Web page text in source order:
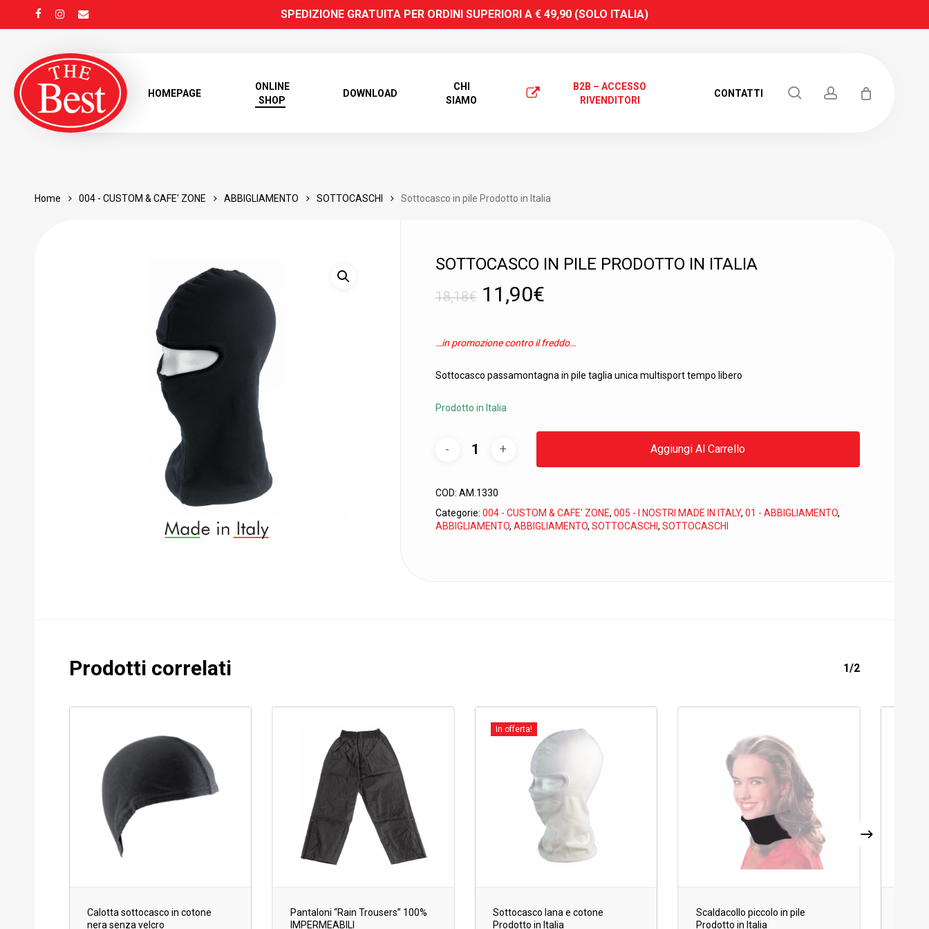
content
FACEBOOKINSTAGRAM
EMAIL SPEDIZIONE GRATUITA PER ORDINI SUPERIORI A € 49,90 (SOLO ITALIA)
Hit enter to search or ESC to close
HOMEPAGE
ONLINE
SHOP
DOWNLOAD
CHI
SIAMO
B2B – ACCESSO
RIVENDITORI
CONTATTI search account
Home 004 - CUSTOM & CAFE' ZONE ABBIGLIAMENTO SOTTOCASCHI Sottocasco in pile Prodotto in Italia
SOTTOCASCO IN PILE PRODOTTO IN ITALIA
18,18€ Il
originale
18,18€.
11,90€Il
attuale
11,90€.
…in promozione contro il freddo…
Sottocasco passamontagna in pile taglia unica multisport tempo libero
Prodotto in Italia
Aggiungi Al Carrello
COD: AM.1330
Categorie: 004 - CUSTOM & CAFE' ZONE, 005 - I NOSTRI MADE IN ITALY, 01 - ABBIGLIAMENTO,
ABBIGLIAMENTO, ABBIGLIAMENTO, SOTTOCASCHI , SOTTOCASCHI
Prodotti correlati 1/2
Calotta sottocasco in cotone
nera senza velcro
Pantaloni “Rain Trousers” 100%
IMPERMEABILI
In offerta!
Sottocasco lana e cotone
Prodotto in Italia
Scaldacollo piccolo in pile
Prodotto in Italia